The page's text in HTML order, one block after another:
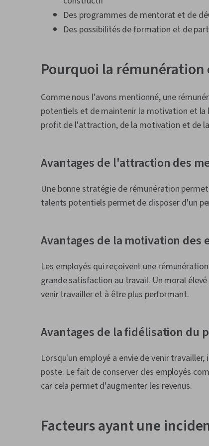
Des programmes de mentorat et de
Des possibilités de formation et de
Pourquoi la
Comme nous l'avons mentionné, une
potentiels et de maintenir la motivation et la
profit de l'attraction, de la motivation et de
Avantages de l'attraction des
Une bonne stratégie de rémunération
talents potentiels permet de disposer d'un
Avantages de la motivation des
Les employés qui reçoivent une
grande satisfaction au travail. Un moral
venir travailler et à être plus performant.
Avantages de la fidélisation du
Lorsqu'un employé a envie de venir
poste. Le fait de conserver des employés
car cela permet d'augmenter les revenus.
Facteurs ayant une